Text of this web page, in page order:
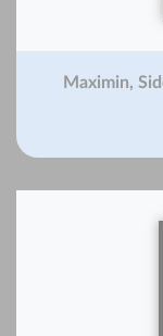
Maximin,